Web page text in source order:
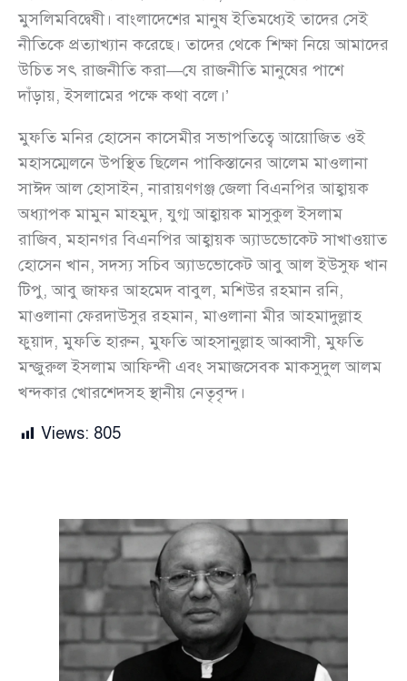
মুসলিমবিদ্বেষী। বাংলাদেশের মানুষ ইতিমধ্যেই তাদের সেই
নীতিকে প্রত্যাখ্যান করেছে। তাদের থেকে শিক্ষা নিয়ে আমাদের
উচিত সৎ রাজনীতি করা—যে রাজনীতি মানুষের পাশে
দাঁড়ায়, ইসলামের পক্ষে কথা বলে।’
মুফতি মনির হোসেন কাসেমীর সভাপতিত্বে আয়োজিত ওই
মহাসম্মেলনে উপস্থিত ছিলেন পাকিস্তানের আলেম মাওলানা
সাঈদ আল হোসাইন, নারায়ণগঞ্জ জেলা বিএনপির আহ্বায়ক
অধ্যাপক মামুন মাহমুদ, যুগ্ম আহ্বায়ক মাসুকুল ইসলাম
রাজিব, মহানগর বিএনপির আহ্বায়ক অ্যাডভোকেট সাখাওয়াত
হোসেন খান, সদস্য সচিব অ্যাডভোকেট আবু আল ইউসুফ খান
টিপু, আবু জাফর আহমেদ বাবুল, মশিউর রহমান রনি,
মাওলানা ফেরদাউসুর রহমান, মাওলানা মীর আহমাদুল্লাহ
ফুয়াদ, মুফতি হারুন, মুফতি আহসানুল্লাহ আব্বাসী, মুফতি
মন্জুরুল ইসলাম আফিন্দী এবং সমাজসেবক মাকসুদুল আলম
খন্দকার খোরশেদসহ স্থানীয় নেতৃবৃন্দ।
Views: 805